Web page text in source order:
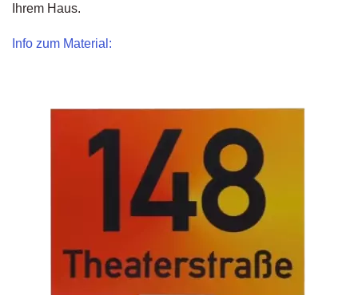
Ihrem Haus.
Info zum Material: